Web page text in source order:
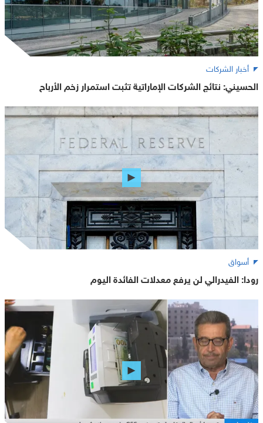
أخبار الشركات
الحسيني: نتائج الشركات الإماراتية تثبت استمرار زخم الأرباح
أسواق
رودا: الفيدرالي لن يرفع معدلات الفائدة اليوم